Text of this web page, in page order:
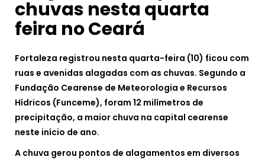
chuvas nesta quarta
feira no Ceará
Fortaleza registrou nesta quarta-feira (10) ficou com
ruas e avenidas alagadas com as chuvas. Segundo a
Fundação Cearense de Meteorologia e Recursos
Hídricos (Funceme), foram 12 milímetros de
precipitação, a maior chuva na capital cearense
neste início de ano.
A chuva gerou pontos de alagamentos em diversos